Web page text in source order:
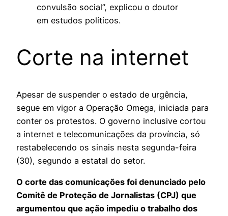
convulsão social”, explicou o doutor
em estudos políticos.
Corte na internet
Apesar de suspender o estado de urgência,
segue em vigor a Operação Omega, iniciada para
conter os protestos. O governo inclusive cortou
a internet e telecomunicações da província, só
restabelecendo os sinais nesta segunda-feira
(30), segundo a estatal do setor.
O corte das comunicações foi denunciado pelo
Comitê de Proteção de Jornalistas (CPJ) que
argumentou que ação impediu o trabalho dos